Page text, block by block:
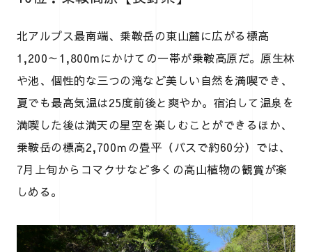
北アルプス最南端、乗鞍岳の東山麓に広がる標高
1,200～1,800mにかけての一帯が乗鞍高原だ。原生林
や池、個性的な三つの滝など美しい自然を満喫でき、
夏でも最高気温は25度前後と爽やか。宿泊して温泉を
満喫した後は満天の星空を楽しむことができるほか、
乗鞍岳の標高2,700ｍの畳平（バスで約60分）では、
7月上旬からコマクサなど多くの高山植物の観賞が楽
しめる。